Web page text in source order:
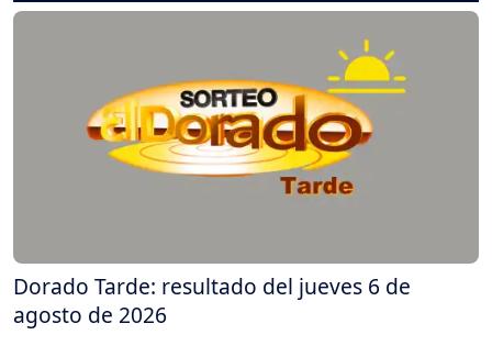
Dorado Tarde: resultado del jueves 6 de
agosto de 2026